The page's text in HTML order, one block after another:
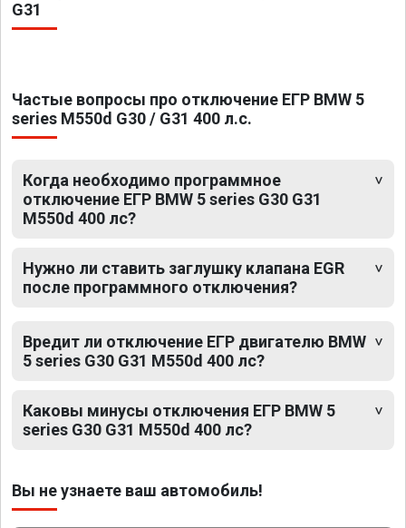
G31
Частые вопросы про отключение ЕГР BMW 5
series M550d G30 / G31 400 л.с.
Когда необходимо программное
отключение ЕГР BMW 5 series G30 G31
M550d 400 лс?
Нужно ли ставить заглушку клапана EGR
после программного отключения?
Вредит ли отключение ЕГР двигателю BMW
5 series G30 G31 M550d 400 лс?
Каковы минусы отключения ЕГР BMW 5
series G30 G31 M550d 400 лс?
Вы не узнаете ваш автомобиль!